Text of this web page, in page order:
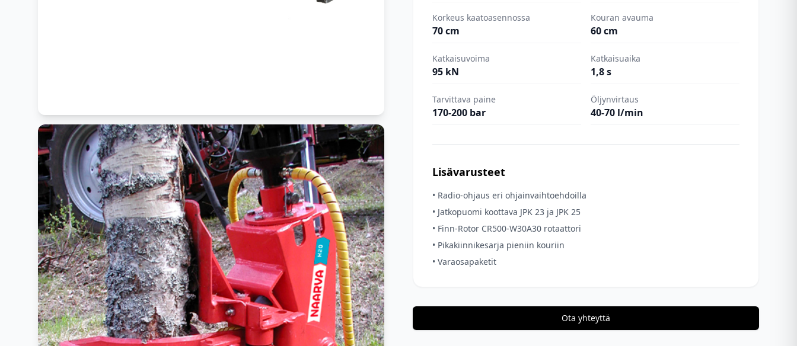
Korkeus kaatoasennossa
70 cm
Kouran avauma
60 cm
Katkaisuvoima
95 kN
Katkaisuaika
1,8 s
Tarvittava paine
170-200 bar
Öljynvirtaus
40-70 l/min
Lisävarusteet
• Radio-ohjaus eri ohjainvaihtoehdoilla
• Jatkopuomi koottava JPK 23 ja JPK 25
• Finn-Rotor CR500-W30A30 rotaattori
• Pikakiinnikesarja pieniin kouriin
• Varaosapaketit
Ota yhteyttä